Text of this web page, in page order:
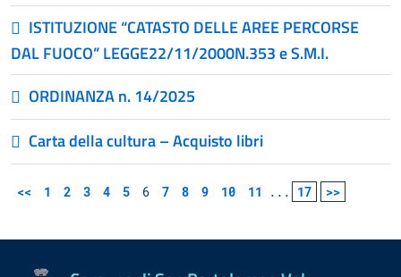
ISTITUZIONE “CATASTO DELLE AREE PERCORSE
DAL FUOCO” LEGGE22/11/2000N.353 e S.M.I.
ORDINANZA n. 14/2025
Carta della cultura – Acquisto libri
<< 1 2 3 4 5 6 7 8 9 10 11 ... 17 >>